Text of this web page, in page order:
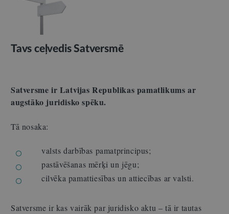
Tavs ceļvedis Satversmē
Satversme ir Latvijas Republikas pamatlikums ar
augstāko juridisko spēku.
Tā nosaka:
valsts darbības pamatprincipus;
pastāvēšanas mērķi un jēgu;
cilvēka pamattiesības un attiecības ar valsti.
Satversme ir kas vairāk par juridisko aktu – tā ir tautas